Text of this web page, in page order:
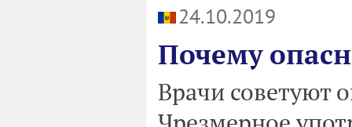
24.10.2019
Почему
Врачи советуют